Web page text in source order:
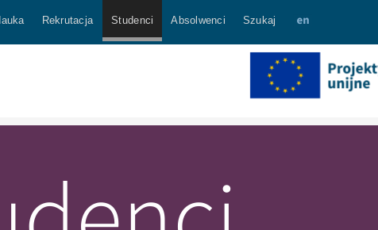
Rekrutacja Studenci Absolwenci Szukaj